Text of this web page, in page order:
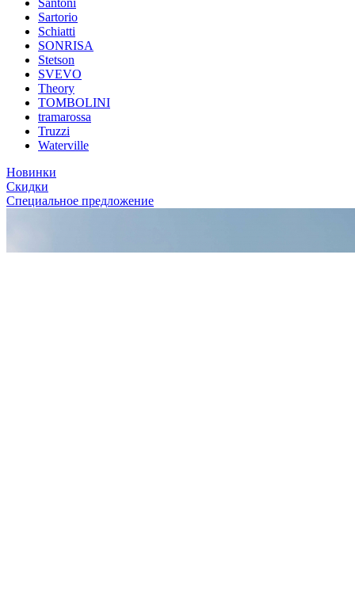
Santoni
Sartorio
Schiatti
SONRISA
Stetson
SVEVO
Theory
TOMBOLINI
tramarossa
Truzzi
Waterville
Новинки
Скидки
Специальное предложение